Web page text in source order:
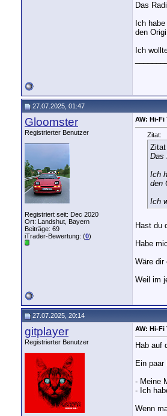
Das
Ich
den
Ich
27.07.2025, 01:47
Gloomster
Registrierter Benutzer
Registriert seit: Dec 2020
Ort: Landshut, Bayern
Beiträge: 69
iTrader-Bewertung: (0)
AW: Hi-
Zitat:
Das
Ich
den
Ich
Hast du
Habe
Wäre dir
Weil im
27.07.2025, 20:14
gitplayer
Registrierter Benutzer
AW: Hi-
Hab auf
Ein paar
- Meine
- Ich
Wenn